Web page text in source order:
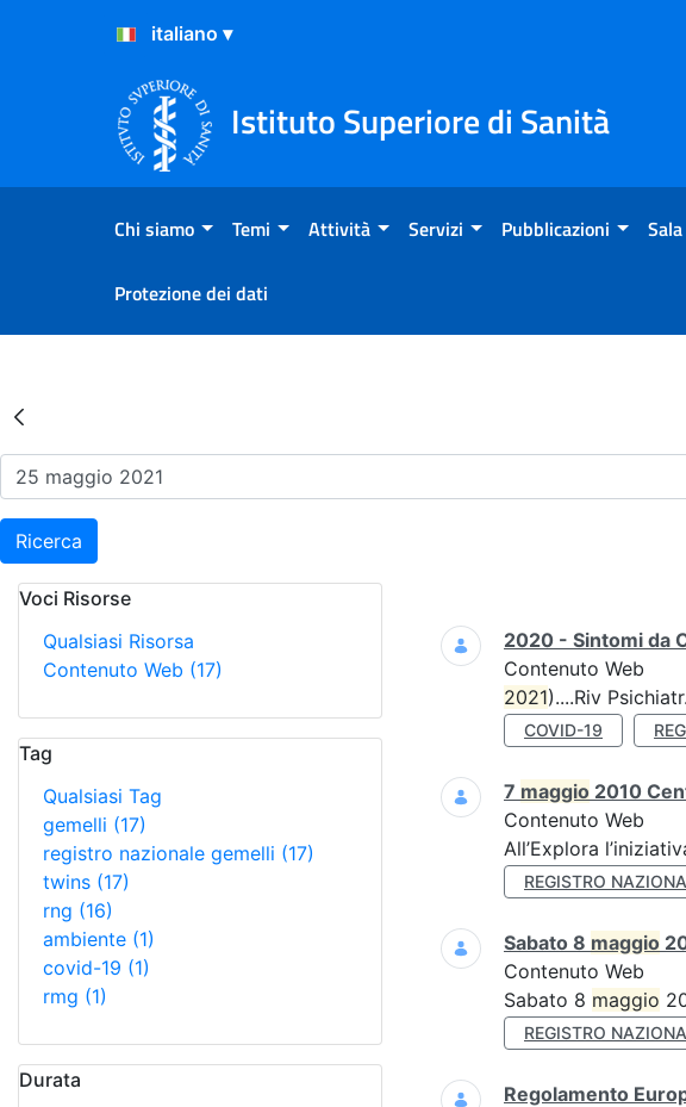
Salta al Contenuto
Salta al Footer
Istituto Superiore di Sanità
Chi siamo Temi Attività Servizi Pubblicazioni
Protezione dei dati
Risultati della Ricerca - Eventi
Ricerca
Voci Risorse
Qualsiasi Risorsa
Contenuto Web (17)
Tag
Qualsiasi Tag
gemelli (17)
registro nazionale gemelli (17)
twins (17)
rng (16)
ambiente (1)
covid-19 (1)
rmg (1)
Durata
Ricerca
2020 - Sintomi da
Contenuto Web
2021)....Riv Psichiatr.
COVID-19
7 maggio 2010
Contenuto Web
All’Explora
REGISTRO
Sabato 8 maggio
Contenuto Web
Sabato 8 maggio
REGISTRO
Regolamento